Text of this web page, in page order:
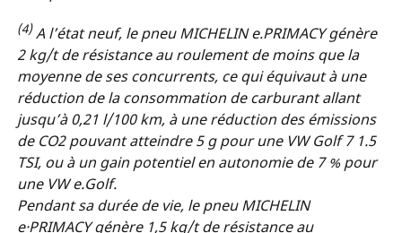
(4)A l’état neuf, le pneu MICHELIN e.PRIMACY génère
2 kg/t de résistance au roulement de moins que la
moyenne de ses concurrents, ce qui équivaut à une
réduction de la consommation de carburant allant
jusqu’à 0,21 l/100 km, à une réduction des émissions
de CO2 pouvant atteindre 5 g pour une VW Golf 7 1.5
TSI, ou à un gain potentiel en autonomie de 7 % pour
une VW e.Golf.
Pendant sa durée de vie, le pneu MICHELIN
e·PRIMACY génère 1,5 kg/t de résistance au